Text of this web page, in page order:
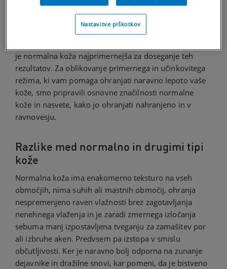
Želeni rezultat vsake negovalne rutine je zdrava,
negovana in mladostna polt. Ker se ugodno odziva na
široko paleto rutin, kar pomeni, da je na splošno manj
je normalna koža najprimernejša za doseganje teh
rezultatov. Za oblikovanje primernega in učinkovitega
režima, ki vam pomaga ohranjati naravno lepoto vaše
kože, smo pripravili osnovne značilnosti normalne
kože in nasvete, kako jo ohranjati nahranjeno in v
ravnovesju.
Razlike med normalno in drugimi tipi
kože
Normalna koža ima enakomerno teksturo na vseh
območjih, nima suhih ali mastnih območij, ohranja
nespremenjeno raven vlažnosti brez zagotavljanja
nenehnega vlaženja in je zaradi zmernega izločanja
sebuma manj izpostavljena tveganju za zamašitev por
ali izbruhe aken. Predvsem pa izstopa v smislu
občutljivosti. Ker je naravno bolj odporna na zunanje
dejavnike in dražilne snovi, kar pomeni, da je bistveno
Nastavitve piškotkov